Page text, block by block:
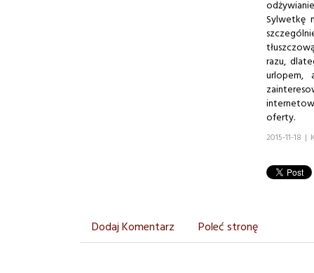
Sylwetkę
razu,
urlopem,
oferty.
2015-11-18 |
Dodaj Komentarz Poleć stronę